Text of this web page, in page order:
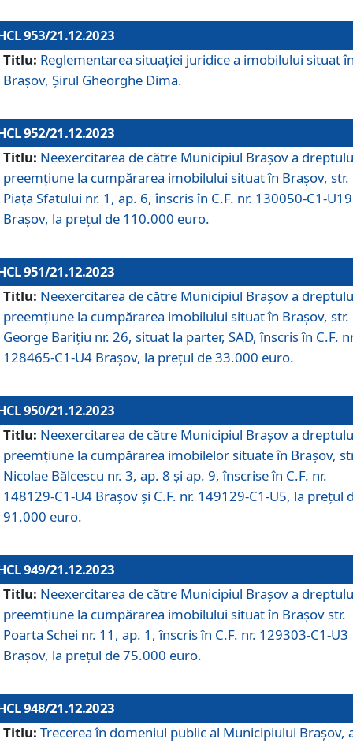
953/21.12.2023
Titlu: Reglementarea situației juridice a imobilului situat
Brașov, Șirul Gheorghe Dima.
952/21.12.2023
Titlu: Neexercitarea de către Municipiul Brașov a
preemțiune la cumpărarea imobilului situat în Brașov, str.
Piața Sfatului nr. 1, ap. 6, înscris în C.F. nr. 130050-C1-U19
Brașov, la prețul de 110.000 euro.
951/21.12.2023
Titlu: Neexercitarea de către Municipiul Brașov a
preemțiune la cumpărarea imobilului situat în Brașov, str.
George Barițiu nr. 26, situat la parter, SAD, înscris în C.F.
128465-C1-U4 Brașov, la prețul de 33.000 euro.
950/21.12.2023
Titlu: Neexercitarea de către Municipiul Brașov a
preemțiune la cumpărarea imobilelor situate în Brașov,
Nicolae Bălcescu nr. 3, ap. 8 și ap. 9, înscrise în C.F. nr.
148129-C1-U4 Brașov și C.F. nr. 149129-C1-U5, la prețul
91.000 euro.
949/21.12.2023
Titlu: Neexercitarea de către Municipiul Brașov a
preemțiune la cumpărarea imobilului situat în Brașov str.
Poarta Schei nr. 11, ap. 1, înscris în C.F. nr. 129303-C1-U3
Brașov, la prețul de 75.000 euro.
948/21.12.2023
Titlu: Trecerea în domeniul public al Municipiului Braşov,